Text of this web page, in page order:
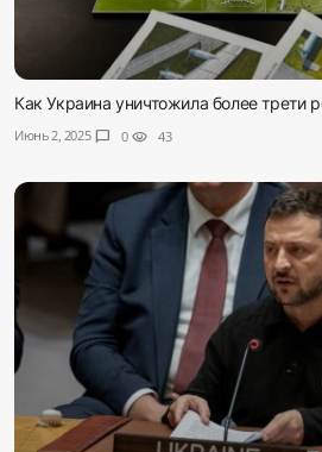
Как Украина уничтожила более трети
Июнь 2, 2025 chat_bubble 0 visibility 43